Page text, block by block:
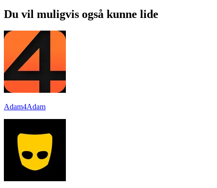
Du vil muligvis også kunne lide
Adam4Adam